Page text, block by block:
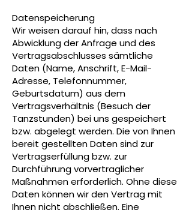
Datenspeicherung
Wir weisen darauf hin, dass nach
Abwicklung der Anfrage und des
Vertragsabschlusses sämtliche
Daten (Name, Anschrift, E-Mail-
Adresse, Telefonnummer,
Geburtsdatum) aus dem
Vertragsverhältnis (Besuch der
Tanzstunden) bei uns gespeichert
bzw. abgelegt werden. Die von Ihnen
bereit gestellten Daten sind zur
Vertragserfüllung bzw. zur
Durchführung vorvertraglicher
Maßnahmen erforderlich. Ohne diese
Daten können wir den Vertrag mit
Ihnen nicht abschließen. Eine